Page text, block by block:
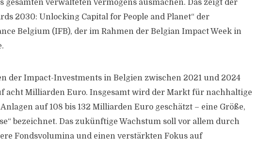
gesamten verwalteten Vermögens ausmachen. Das zeigt der
2030: Unlocking Capital for People and Planet“ der
Belgium (IFB), der im Rahmen der Belgian Impact Week in
der Impact-Investments in Belgien zwischen 2021 und 2024
acht Milliarden Euro. Insgesamt wird der Markt für nachhaltige
auf 108 bis 132 Milliarden Euro geschätzt – eine Größe,
bezeichnet. Das zukünftige Wachstum soll vor allem durch
Fondsvolumina und einen verstärkten Fokus auf